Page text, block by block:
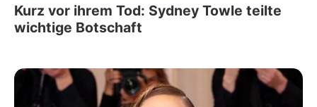
Kurz vor ihrem Tod: Sydney Towle teilte
wichtige Botschaft